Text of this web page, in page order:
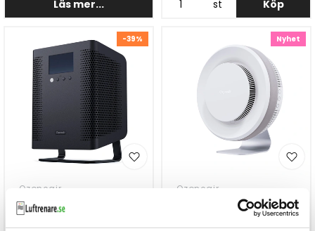
Läs mer... st Köp
-39%
Ozoneair
Ozoneair Purify 180
Nyhet
Ozoneair
Ozoneair Purify 120
Pro